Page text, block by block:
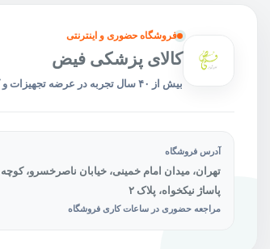
فروشگاه حضوری و اینترنتی
کالای پزشکی فیض
بیش از ۴۰ سال تجربه در عرضه تجهیزات و کالاهای پزشکی
آدرس فروشگاه
تهران، میدان امام خمینی، خیابان ناصرخسرو،
پاساژ نیکخواه، پلاک ۲
مراجعه حضوری در ساعات کاری فروشگاه